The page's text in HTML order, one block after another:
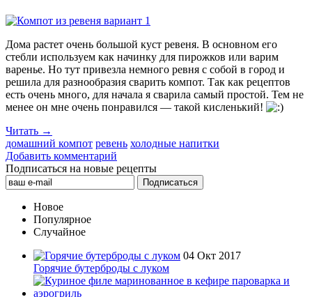
Дома растет очень большой куст ревеня. В основном его
стебли используем как начинку для пирожков или варим
варенье. Но тут привезла немного ревня с собой в город и
решила для разнообразия сварить компот. Так как рецептов
есть очень много, для начала я сварила самый простой. Тем не
менее он мне очень понравился — такой кисленький!
Читать →
домашний компот ревень холодные напитки
Добавить комментарий
Подписаться на новые рецепты
Новое
Популярное
Случайное
04 Окт 2017
Горячие бутерброды с луком